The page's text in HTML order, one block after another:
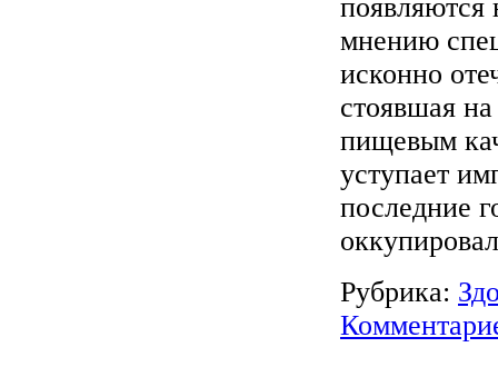
мнению
исконно
стоявшая
пищевым
уступает
последние
Рубрика: